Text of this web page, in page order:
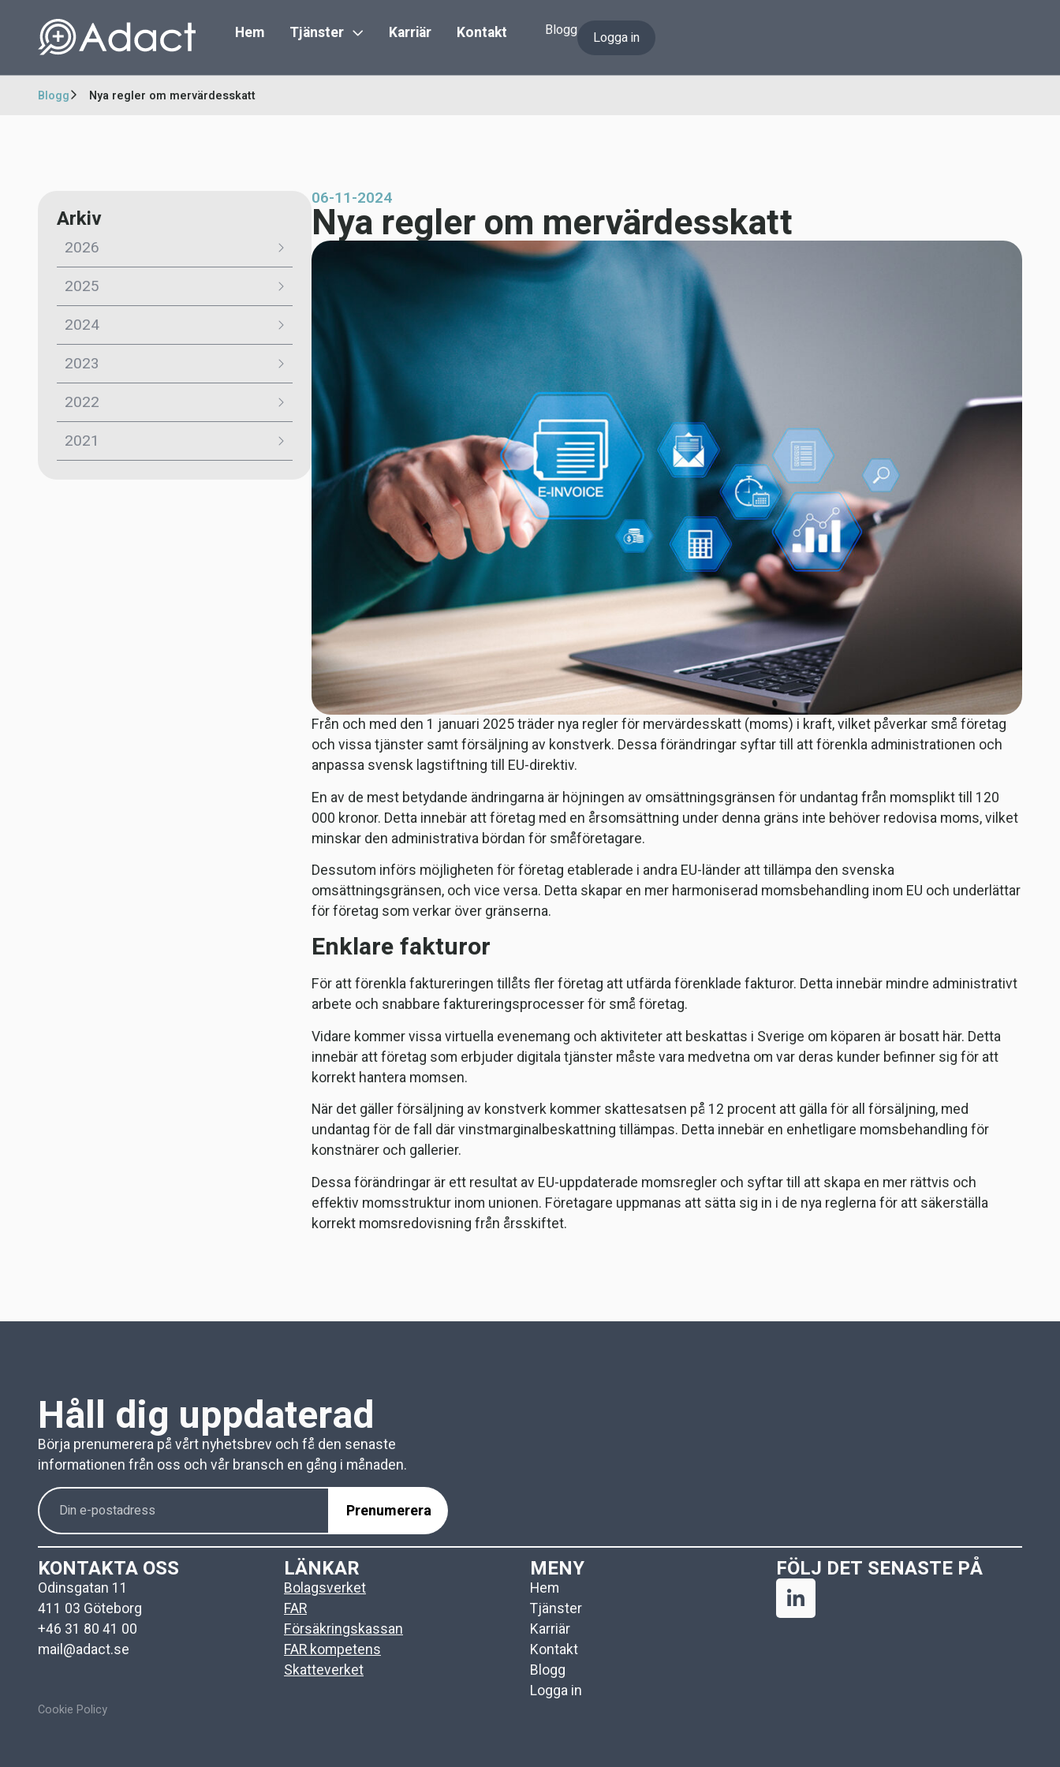
Hem Tjänster Karriär Kontakt Blogg Logga in
Blogg Nya regler om mervärdesskatt
Arkiv
2026
2025
2024
2023
2022
2021
06-11-2024
Nya regler om mervärdesskatt
Från och med den 1 januari 2025 träder nya regler för mervärdesskatt (moms) i kraft, vilket påverkar små företag
och vissa tjänster samt försäljning av konstverk. Dessa förändringar syftar till att förenkla administrationen och
anpassa svensk lagstiftning till EU-direktiv.
En av de mest betydande ändringarna är höjningen av omsättningsgränsen för undantag från momsplikt till 120
000 kronor. Detta innebär att företag med en årsomsättning under denna gräns inte behöver redovisa moms, vilket
minskar den administrativa bördan för småföretagare.
Dessutom införs möjligheten för företag etablerade i andra EU-länder att tillämpa den svenska
omsättningsgränsen, och vice versa. Detta skapar en mer harmoniserad momsbehandling inom EU och underlättar
för företag som verkar över gränserna.
Enklare fakturor
För att förenkla faktureringen tillåts fler företag att utfärda förenklade fakturor. Detta innebär mindre administrativt
arbete och snabbare faktureringsprocesser för små företag.
Vidare kommer vissa virtuella evenemang och aktiviteter att beskattas i Sverige om köparen är bosatt här. Detta
innebär att företag som erbjuder digitala tjänster måste vara medvetna om var deras kunder befinner sig för att
korrekt hantera momsen.
När det gäller försäljning av konstverk kommer skattesatsen på 12 procent att gälla för all försäljning, med
undantag för de fall där vinstmarginalbeskattning tillämpas. Detta innebär en enhetligare momsbehandling för
konstnärer och gallerier.
Dessa förändringar är ett resultat av EU-uppdaterade momsregler och syftar till att skapa en mer rättvis och
effektiv momsstruktur inom unionen. Företagare uppmanas att sätta sig in i de nya reglerna för att säkerställa
korrekt momsredovisning från årsskiftet.
Håll dig uppdaterad
Börja prenumerera på vårt nyhetsbrev och få den senaste
informationen från oss och vår bransch en gång i månaden.
KONTAKTA OSS
Odinsgatan 11
411 03 Göteborg
+46 31 80 41 00
mail@adact.se
LÄNKAR
Bolagsverket
FAR
Försäkringskassan
FAR kompetens
Skatteverket
MENY
Hem
Tjänster
Karriär
Kontakt
Blogg
Logga in
FÖLJ DET SENASTE PÅ
Cookie Policy